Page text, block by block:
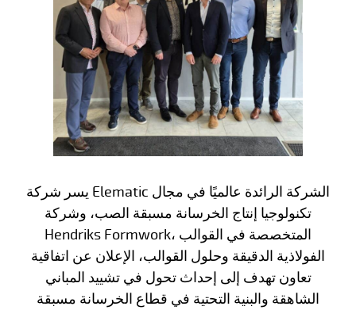
يسر شركة Elematic الشركة الرائدة عالميًا في مجال
تكنولوجيا إنتاج الخرسانة مسبقة الصب، وشركة
Hendriks Formwork، المتخصصة في القوالب
الفولاذية الدقيقة وحلول القوالب، الإعلان عن اتفاقية
تعاون تهدف إلى إحداث تحول في تشييد المباني
الشاهقة والبنية التحتية في قطاع الخرسانة مسبقة